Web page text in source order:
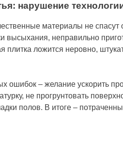
нарушение
материалы не спасут
высыхания, неправильно
плитка ложится неровно,
ошибок – желание ускорить
не прогрунтовать
полов. В итоге –